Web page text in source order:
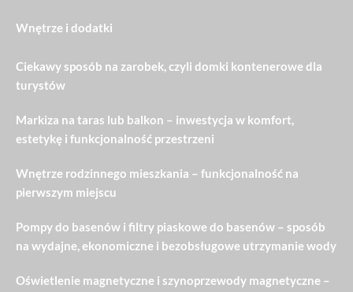
Wnętrze i dodatki
Ciekawy sposób na zarobek, czyli domki kontenerowe dla
turystów
Markiza na taras lub balkon – inwestycja w komfort,
estetykę i funkcjonalność przestrzeni
Wnętrze rodzinnego mieszkania – funkcjonalność na
pierwszym miejscu
Pompy do basenów i filtry piaskowe do basenów – sposób
na wydajne, ekonomiczne i bezobsługowe utrzymanie wody
Oświetlenie magnetyczne i szynoprzewody magnetyczne –